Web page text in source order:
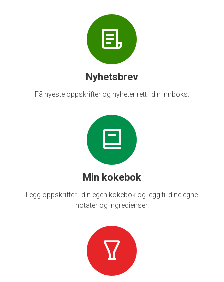
Nyhetsbrev
Få nyeste oppskrifter og nyheter rett i din innboks.
Min kokebok
Legg oppskrifter i din egen kokebok og legg til dine egne
notater og ingredienser.